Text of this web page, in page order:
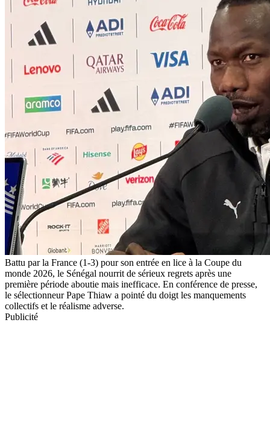
Battu par la France (1-3) pour son entrée en lice à la Coupe du
monde 2026, le Sénégal nourrit de sérieux regrets après une
première période aboutie mais inefficace. En conférence de presse,
le sélectionneur Pape Thiaw a pointé du doigt les manquements
collectifs et le réalisme adverse.
Publicité